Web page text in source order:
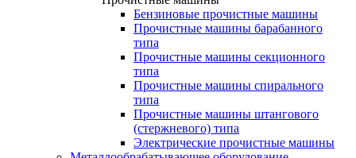
Бензиновые прочистные машины
Прочистные машины барабанного
типа
Прочистные машины секционного
типа
Прочистные машины спирального
типа
Прочистные машины штангового
(стержневого) типа
Электрические прочистные машины